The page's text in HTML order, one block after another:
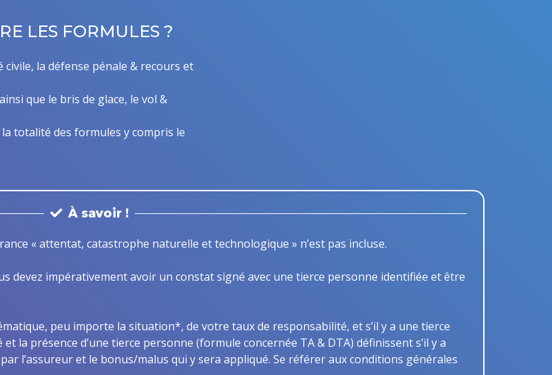
LES FORMULES ?
la défense pénale & recours et
que le bris de glace, le vol &
totalité des formules y compris le
À savoir !
« attentat, catastrophe naturelle et technologique » n’est pas incluse.
devez impérativement avoir un constat signé avec une tierce personne identifiée et être
peu importe la situation*, de votre taux de responsabilité, et s’il y a une tierce
la présence d’une tierce personne (formule concernée TA & DTA) définissent s’il y a
l’assureur et le bonus/malus qui y sera appliqué. Se référer aux conditions générales